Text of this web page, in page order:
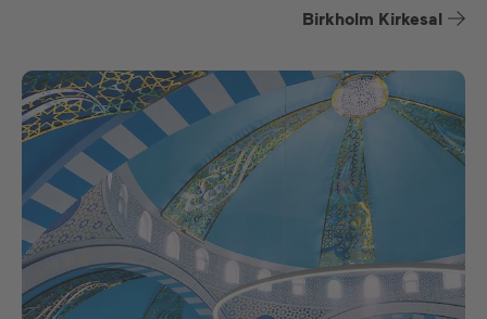
Birkholm Kirkesal